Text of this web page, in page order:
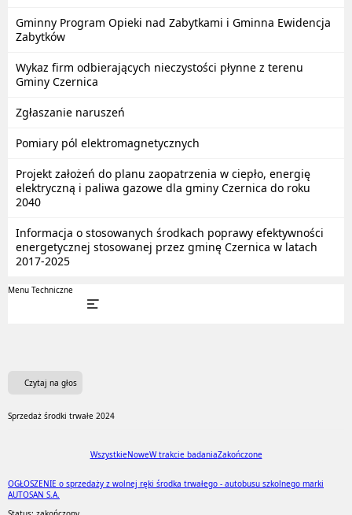
Gminny Program Opieki nad Zabytkami i Gminna Ewidencja
Zabytków
Wykaz firm odbierających nieczystości płynne z terenu
Gminy Czernica
Zgłaszanie naruszeń
Pomiary pól elektromagnetycznych
Projekt założeń do planu zaopatrzenia w ciepło, energię
elektryczną i paliwa gazowe dla gminy Czernica do roku
2040
Informacja o stosowanych środkach poprawy efektywności
energetycznej stosowanej przez gminę Czernica w latach
2017-2025
Menu Techniczne
Czytaj na głos
Sprzedaż środki trwałe 2024
WszystkieNoweW trakcie badaniaZakończone
OGŁOSZENIE o sprzedaży z wolnej ręki środka trwałego - autobusu szkolnego marki
AUTOSAN S.A.